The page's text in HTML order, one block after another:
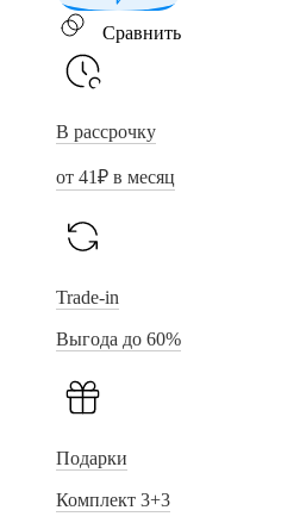
Сравнить
В рассрочку
от 41₽ в месяц
Trade-in
Выгода до 60%
Подарки
Комплект 3+3